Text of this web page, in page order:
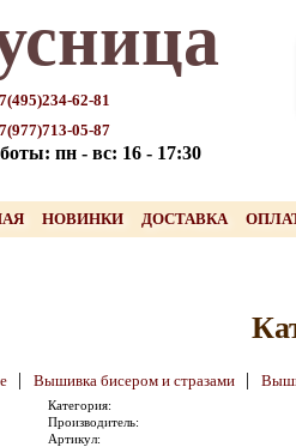
62-81
05-87
пн - вс: 16 - 17:30
НОВИНКИ ДОСТАВКА
| Вышивка бисером и стразами |
Категория:
Производитель:
Артикул: